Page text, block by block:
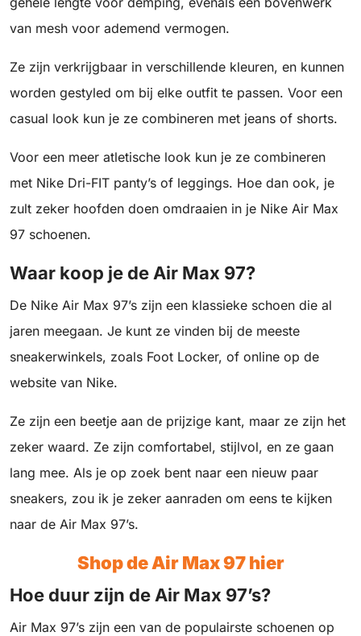
van mesh voor ademend vermogen.
Ze zijn verkrijgbaar in verschillende kleuren, en kunnen
worden gestyled om bij elke outfit te passen. Voor een
casual look kun je ze combineren met jeans of shorts.
Voor een meer atletische look kun je ze combineren
met Nike Dri-FIT panty’s of leggings. Hoe dan ook, je
zult zeker hoofden doen omdraaien in je Nike Air Max
97 schoenen.
Waar koop je de Air Max 97?
De Nike Air Max 97’s zijn een klassieke schoen die al
jaren meegaan. Je kunt ze vinden bij de meeste
sneakerwinkels, zoals Foot Locker, of online op de
website van Nike.
Ze zijn een beetje aan de prijzige kant, maar ze zijn het
zeker waard. Ze zijn comfortabel, stijlvol, en ze gaan
lang mee. Als je op zoek bent naar een nieuw paar
sneakers, zou ik je zeker aanraden om eens te kijken
naar de Air Max 97’s.
Shop de Air Max 97 hier
Hoe duur zijn de Air Max 97’s?
Air Max 97’s zijn een van de populairste schoenen op